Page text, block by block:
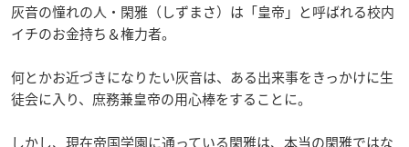
灰音の憧れの人・閑雅（しずまさ）は「皇帝」と呼ばれる校内
イチのお金持ち＆権力者。
何とかお近づきになりたい灰音は、ある出来事をきっかけに生
徒会に入り、庶務兼皇帝の用心棒をすることに。
しかし、現在帝国学園に通っている閑雅は、本当の閑雅ではな